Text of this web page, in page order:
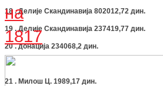
18 . Делије Скандинавија 802012,72 дин.
19 . Делије Скандинавија 237419,77 дин.
20 . донација 234068,2 дин.
21 . Милош Ц. 1989,17 дин.